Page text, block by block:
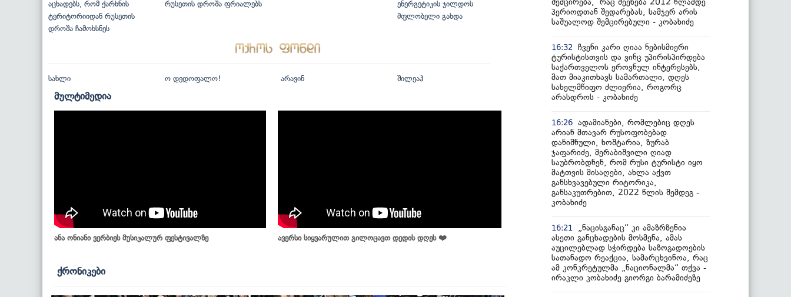
აცხადებს, რომ ქარხნის
ტერიტორიიდან რუსეთის
დროშა ჩამოხსნეს
რუსეთის დროშა ფრიალებს
ენერგეტიკის ჯილდოს
მფლობელი გახდა
სახლი ო დედოფალო! არავინ შილეაჰ
მულტიმედია
ანა ონიანი ვერბიეს მუსიკალურ ფესტივალზე ავერსი სიყვარულით გილოცავთ დედის დღეს ❤️
ქრონიკები
პერიოდთან შედარებას, სამჯერ არის
საშუალოდ შემცირებული - კობახიძე
16:32
ჩვენი კარი ღიაა ნებისმიერი
ტურისტისთვის და ვინც უპირისპირდება
საქართველოს ეროვნულ ინტერესებს,
მათ მიაკითხავს სამართალი, დღეს
სახელმწიფო ძლიერია, როგორც
არასდროს - კობახიძე
16:26 ადამიანები, რომლებიც დღეს
არიან მთავარ რუსოფობებად
დანიშნული, ხოშტარია, ზურაბ
ჯაფარიძე, მერაბიშვილი ღიად
საუბრობდნენ, რომ რუსი ტურისტი იყო
მატთვის მისაღები, ახლა აქვთ
განსხვავებული რიტორიკა,
განსაკუთრებით, 2022 წლის შემდეგ -
კობახიძე
16:21
„ნაცისგანაც“ კი ამაზრზენია
ასეთი განცხადების მოსმენა, ამას
აუცილებლად სჭირდება საზოგადოების
სათანადო რეაქცია, სამარცხვინოა, რაც
ამ კონკრეტულმა „ნაციონალმა“ თქვა -
ირაკლი კობახიძე გიორგი ბარამიძეზე